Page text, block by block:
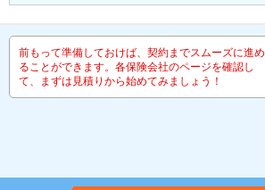
前もって準備しておけば、契約までスムーズに進め
ることができます。各保険会社のページを確認し
て、まずは見積りから始めてみましょう！